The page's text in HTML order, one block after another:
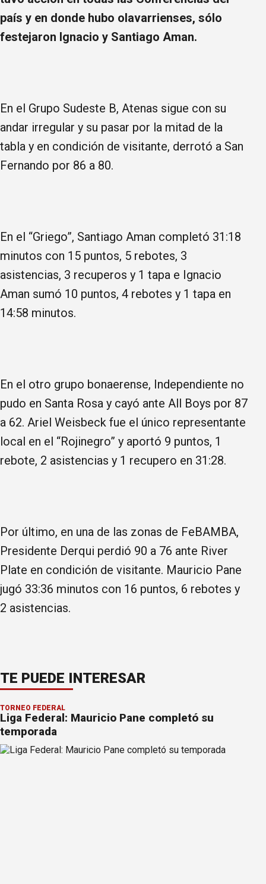
país y en donde hubo olavarrienses, sólo
festejaron Ignacio y Santiago Aman.
En el Grupo Sudeste B, Atenas sigue con su
andar irregular y su pasar por la mitad de la
tabla y en condición de visitante, derrotó a San
Fernando por 86 a 80.
En el “Griego”, Santiago Aman completó 31:18
minutos con 15 puntos, 5 rebotes, 3
asistencias, 3 recuperos y 1 tapa e Ignacio
Aman sumó 10 puntos, 4 rebotes y 1 tapa en
14:58 minutos.
En el otro grupo bonaerense, Independiente no
pudo en Santa Rosa y cayó ante All Boys por 87
a 62. Ariel Weisbeck fue el único representante
local en el “Rojinegro” y aportó 9 puntos, 1
rebote, 2 asistencias y 1 recupero en 31:28.
Por último, en una de las zonas de FeBAMBA,
Presidente Derqui perdió 90 a 76 ante River
Plate en condición de visitante. Mauricio Pane
jugó 33:36 minutos con 16 puntos, 6 rebotes y
2 asistencias.
TE PUEDE INTERESAR
TORNEO FEDERAL
Liga Federal: Mauricio Pane completó su
temporada